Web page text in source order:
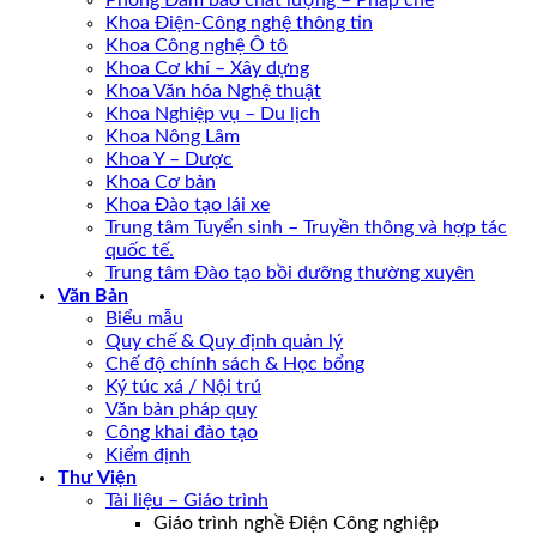
Khoa Điện-Công nghệ thông tin
Khoa Công nghệ Ô tô
Khoa Cơ khí – Xây dựng
Khoa Văn hóa Nghệ thuật
Khoa Nghiệp vụ – Du lịch
Khoa Nông Lâm
Khoa Y – Dược
Khoa Cơ bản
Khoa Đào tạo lái xe
Trung tâm Tuyển sinh – Truyền thông và hợp tác
quốc tế.
Trung tâm Đào tạo bồi dưỡng thường xuyên
Văn Bản
Biểu mẫu
Quy chế & Quy định quản lý
Chế độ chính sách & Học bổng
Ký túc xá / Nội trú
Văn bản pháp quy
Công khai đào tạo
Kiểm định
Thư Viện
Tài liệu – Giáo trình
Giáo trình nghề Điện Công nghiệp